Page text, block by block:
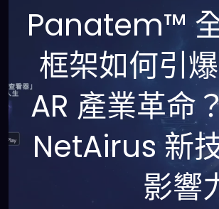
Panatem™
框架如何引
AR 產業革命
NetAirus 新
影響